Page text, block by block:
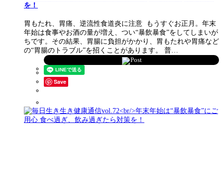
を！
胃もたれ、胃痛、逆流性食道炎に注意 もうすぐお正月。年末
年始は食事やお酒の量が増え、つい“暴飲暴食”をしてしまいが
ちです。その結果、胃腸に負担がかかり、胃もたれや胃痛など
の“胃腸のトラブル”を招くことがあります。 普…
Post
Save